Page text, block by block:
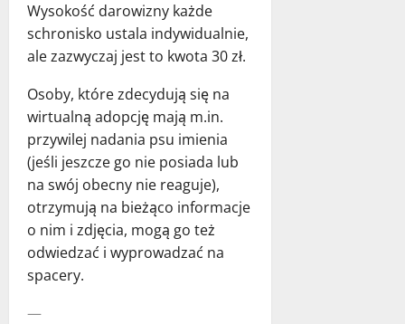
Wysokość darowizny każde
schronisko ustala indywidualnie,
ale zazwyczaj jest to kwota 30 zł.
Osoby, które zdecydują się na
wirtualną adopcję mają m.in.
przywilej nadania psu imienia
(jeśli jeszcze go nie posiada lub
na swój obecny nie reaguje),
otrzymują na bieżąco informacje
o nim i zdjęcia, mogą go też
odwiedzać i wyprowadzać na
spacery.
—